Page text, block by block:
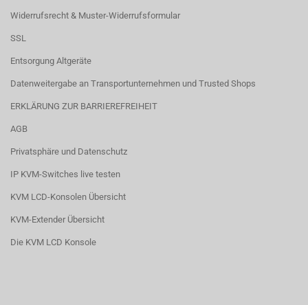
Widerrufsrecht & Muster-Widerrufsformular
SSL
Entsorgung Altgeräte
Datenweitergabe an Transportunternehmen und Trusted Shops
ERKLÄRUNG ZUR BARRIEREFREIHEIT
AGB
Privatsphäre und Datenschutz
IP KVM-Switches live testen
KVM LCD-Konsolen Übersicht
KVM-Extender Übersicht
Die KVM LCD Konsole